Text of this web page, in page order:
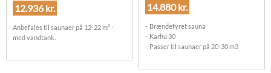
12.936kr.
Anbefales til saunaer på 12-22 m³ -
med vandtank.
14.880kr.
Brændefyret sauna
Karhu 30
Passer til saunaer på 20-30 m3